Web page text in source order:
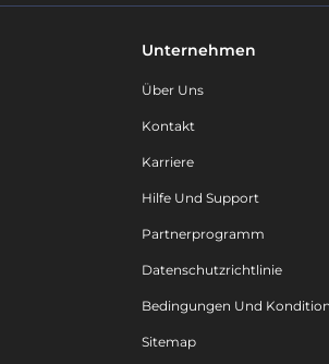
Unternehmen
Über Uns
Kontakt
Karriere
Hilfe Und Support
Partnerprogramm
Datenschutzrichtlinie
Bedingungen Und
Sitemap